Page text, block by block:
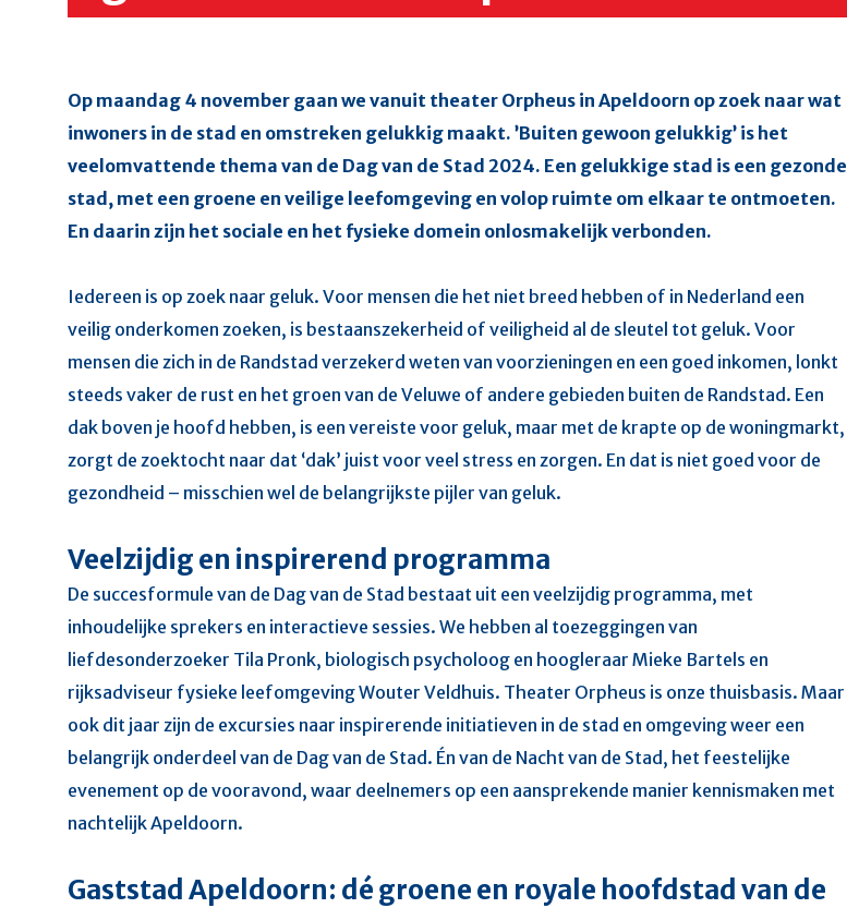
Op maandag 4 november gaan we vanuit theater Orpheus in Apeldoorn op zoek naar wat
inwoners in de stad en omstreken gelukkig maakt. ’Buiten gewoon gelukkig’ is het
veelomvattende thema van de Dag van de Stad 2024. Een gelukkige stad is een gezonde
stad, met een groene en veilige leefomgeving en volop ruimte om elkaar te ontmoeten.
En daarin zijn het sociale en het fysieke domein onlosmakelijk verbonden.
Iedereen is op zoek naar geluk. Voor mensen die het niet breed hebben of in Nederland een
veilig onderkomen zoeken, is bestaanszekerheid of veiligheid al de sleutel tot geluk. Voor
mensen die zich in de Randstad verzekerd weten van voorzieningen en een goed inkomen, lonkt
steeds vaker de rust en het groen van de Veluwe of andere gebieden buiten de Randstad. Een
dak boven je hoofd hebben, is een vereiste voor geluk, maar met de krapte op de woningmarkt,
zorgt de zoektocht naar dat ‘dak’ juist voor veel stress en zorgen. En dat is niet goed voor de
gezondheid – misschien wel de belangrijkste pijler van geluk.
Veelzijdig en inspirerend programma
De succesformule van de Dag van de Stad bestaat uit een veelzijdig programma, met
inhoudelijke sprekers en interactieve sessies. We hebben al toezeggingen van
liefdesonderzoeker Tila Pronk, biologisch psycholoog en hoogleraar Mieke Bartels en
rijksadviseur fysieke leefomgeving Wouter Veldhuis. Theater Orpheus is onze thuisbasis. Maar
ook dit jaar zijn de excursies naar inspirerende initiatieven in de stad en omgeving weer een
belangrijk onderdeel van de Dag van de Stad. Én van de Nacht van de Stad, het feestelijke
evenement op de vooravond, waar deelnemers op een aansprekende manier kennismaken met
nachtelijk Apeldoorn.
Gaststad Apeldoorn: dé groene en royale hoofdstad van de